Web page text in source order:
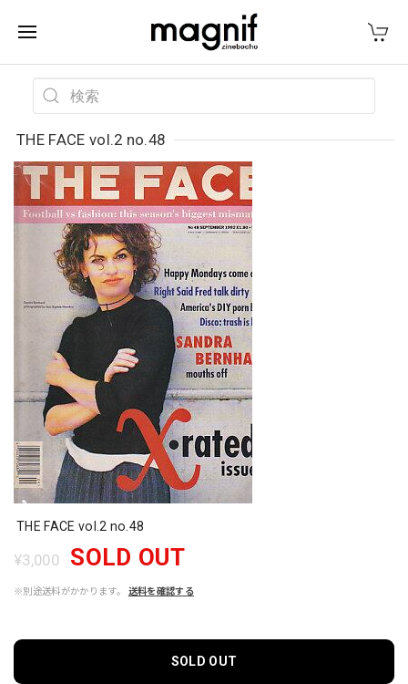
THE FACE vol.2 no.48
THE FACE vol.2 no.48
¥3,000 SOLD OUT
※別途送料がかかります。 送料を確認する
SOLD OUT